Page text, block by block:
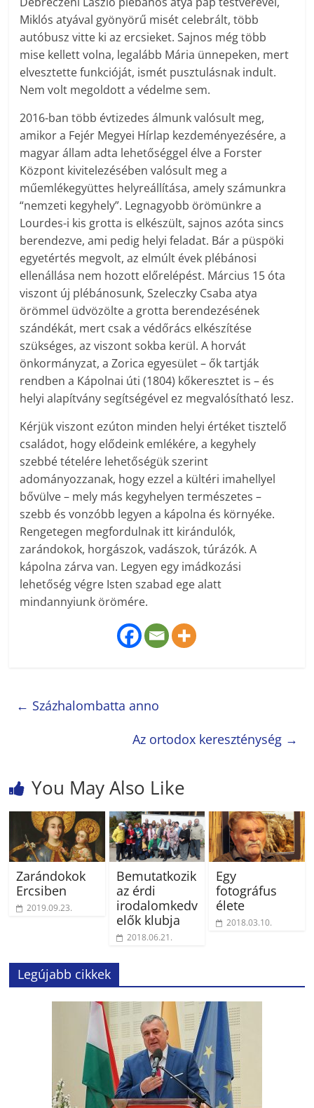
Miklós atyával gyönyörű misét celebrált, több
autóbusz vitte ki az ercsieket. Sajnos még több
mise kellett volna, legalább Mária ünnepeken, mert
elvesztette funkcióját, ismét pusztulásnak indult.
Nem volt megoldott a védelme sem.
2016-ban több évtizedes álmunk valósult meg,
amikor a Fejér Megyei Hírlap kezdeményezésére, a
magyar állam adta lehetőséggel élve a Forster
Központ kivitelezésében valósult meg a
műemlékegyüttes helyreállítása, amely számunkra
“nemzeti kegyhely”. Legnagyobb örömünkre a
Lourdes-i kis grotta is elkészült, sajnos azóta sincs
berendezve, ami pedig helyi feladat. Bár a püspöki
egyetértés megvolt, az elmúlt évek plébánosi
ellenállása nem hozott előrelépést. Március 15 óta
viszont új plébánosunk, Szeleczky Csaba atya
örömmel üdvözölte a grotta berendezésének
szándékát, mert csak a védőrács elkészítése
szükséges, az viszont sokba kerül. A horvát
önkormányzat, a Zorica egyesület – ők tartják
rendben a Kápolnai úti (1804) kőkeresztet is – és
helyi alapítvány segítségével ez megvalósítható lesz.
Kérjük viszont ezúton minden helyi értéket tisztelő
családot, hogy elődeink emlékére, a kegyhely
szebbé tételére lehetőségük szerint
adományozzanak, hogy ezzel a kültéri imahellyel
bővülve – mely más kegyhelyen természetes –
szebb és vonzóbb legyen a kápolna és környéke.
Rengetegen megfordulnak itt kirándulók,
zarándokok, horgászok, vadászok, túrázók. A
kápolna zárva van. Legyen egy imádkozási
lehetőség végre Isten szabad ege alatt
mindannyiunk örömére.
← Százhalombatta anno
Az ortodox kereszténység →
You May Also Like
Zarándokok
Ercsiben
2019.09.23.
Bemutatkozik
az érdi
irodalomkedv
elők klubja
2018.06.21.
Egy
fotográfus
élete
2018.03.10.
Legújabb cikkek